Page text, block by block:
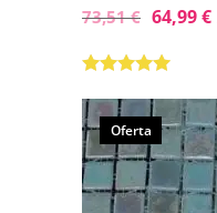
73,51€ 64,99€
5.00de 5
Oferta